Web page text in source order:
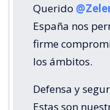
Querido
España nos
firme
los ámbitos.
Defensa y
Estas son